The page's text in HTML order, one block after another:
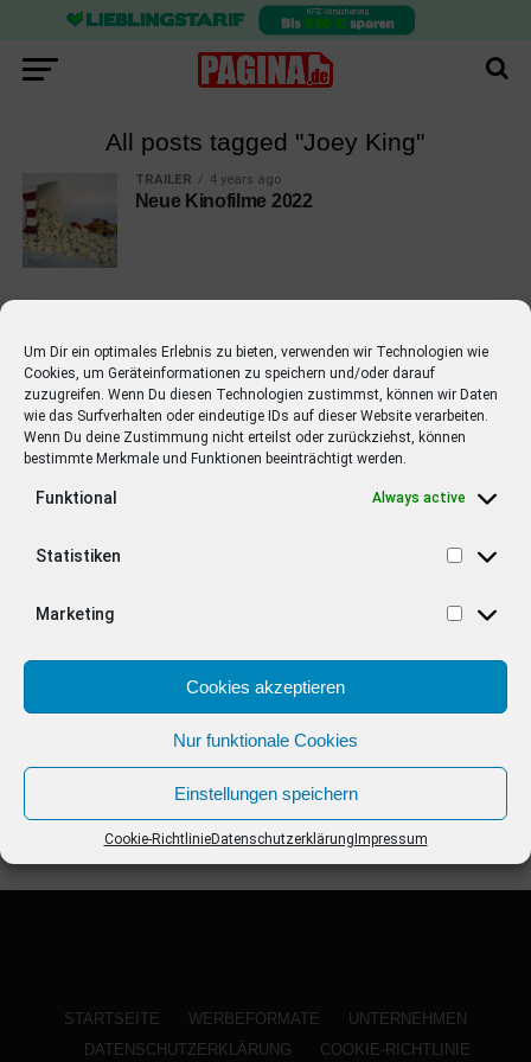
Um Dir ein optimales Erlebnis zu bieten, verwenden wir Technologien wie
Cookies, um Geräteinformationen zu speichern und/oder darauf
zuzugreifen. Wenn Du diesen Technologien zustimmst, können wir Daten
wie das Surfverhalten oder eindeutige IDs auf dieser Website verarbeiten.
Wenn Du deine Zustimmung nicht erteilst oder zurückziehst, können
bestimmte Merkmale und Funktionen beeinträchtigt werden.
Funktional Always active
Statistiken
Marketing
Cookies akzeptieren
Nur funktionale Cookies
Einstellungen speichern
Cookie-RichtlinieDatenschutzerklärung Impressum
All posts tagged "Joey King"
TRAILER 4 years ago
Neue Kinofilme 2022
EMPFOHLEN
STARS 4 years ago
Barbara Schöneberger Moderatorin
von “Verstehen Sie Spaß?”
STARTSEITE WERBEFORMATE
UNTERNEHMEN
DATENSCHUTZERKLÄRUNG
COOKIE-RICHTLINIE